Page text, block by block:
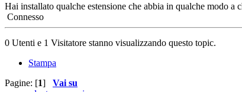
Hai installato qualche estensione che abbia in qualche modo a
Connesso
0 Utenti e 1 Visitatore stanno visualizzando questo topic.
Stampa
Pagine: [1] Vai su